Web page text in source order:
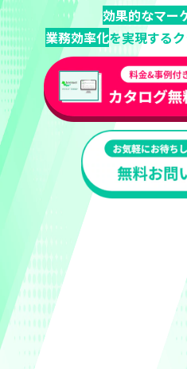
料金・
よくあ
CRM
効果的なマー
業務効率化を実現する